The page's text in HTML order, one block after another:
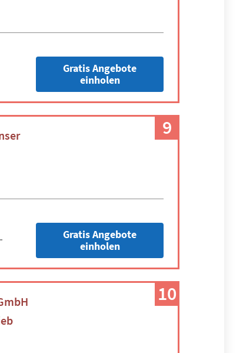
Gratis Angebote
einholen
9
Gratis Angebote
einholen
10